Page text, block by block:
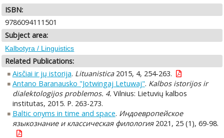
ISBN:
9786094111501
Subject area:
Kalbotyra / Linguistics
Related Publications:
Aisčiai ir jų istorija. Lituanistica2015, 4, 254-263.
Antano Baranausko "Jotwingaj Letuwaj". Kalbos istorijos ir
dialektologijos problemos. 4. Vilnius: Lietuvių kalbos
institutas, 2015. P. 263-273.
Baltic onyms in time and space. Индоевропейское
языкознание и классическая филология2021, 25 (1), 69-98.